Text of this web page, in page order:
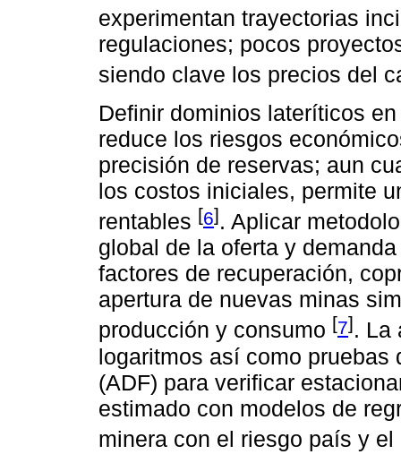
experimentan trayectorias
regulaciones; pocos
siendo clave los precios del
Definir dominios lateríticos
reduce los riesgos
precisión de reservas; aun
los costos iniciales, permite
rentables [6]. Aplicar
global de la oferta y
factores de recuperación,
apertura de nuevas minas
producción y consumo [7]. La
logaritmos así como pruebas
(ADF) para verificar
estimado con modelos de
minera con el riesgo país y